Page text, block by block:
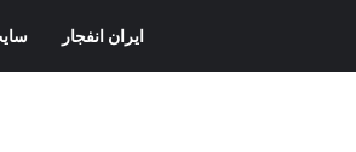
ایران انفجار